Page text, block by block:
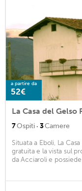
a partire da
52€
La Casa del Gelso
7Ospiti · 3Camere
Situata a Eboli, La
gratuita e la vista sul
da Acciaroli e